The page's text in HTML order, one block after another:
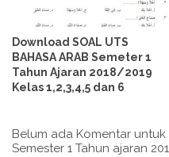
Download SOAL UTS
BAHASA ARAB Semeter 1
Tahun Ajaran 2018/2019
Kelas 1,2,3,4,5 dan 6
Belum ada Komentar untuk
Semester 1 Tahun ajaran